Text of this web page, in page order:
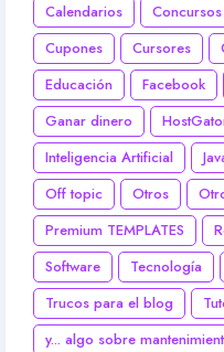
Calendarios
Concursos
Cupones
Cursores
Educación
Facebook
Ganar dinero
Inteligencia Artificial
Off topic
Otros
Premium TEMPLATES
Software
Tecnología
Trucos para el blog
y... algo sobre